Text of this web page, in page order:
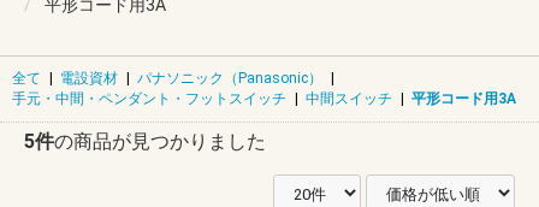
平形コード用3A
全て | 電設資材 | パナソニック（Panasonic）
|
手元・中間・ペンダント・フットスイッチ | 中間スイッチ | 平形コード用3A
5件の商品が見つかりました